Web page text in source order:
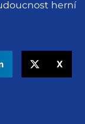
herní
X